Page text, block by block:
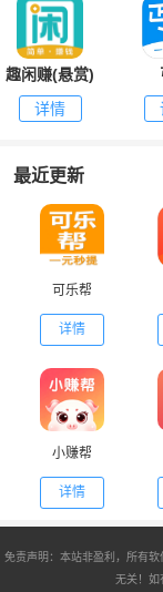
趣闲赚(悬赏)
详情
最近更新
可乐帮
详情
小赚帮
详情
免责声明：本站非盈利，所有
无关！如